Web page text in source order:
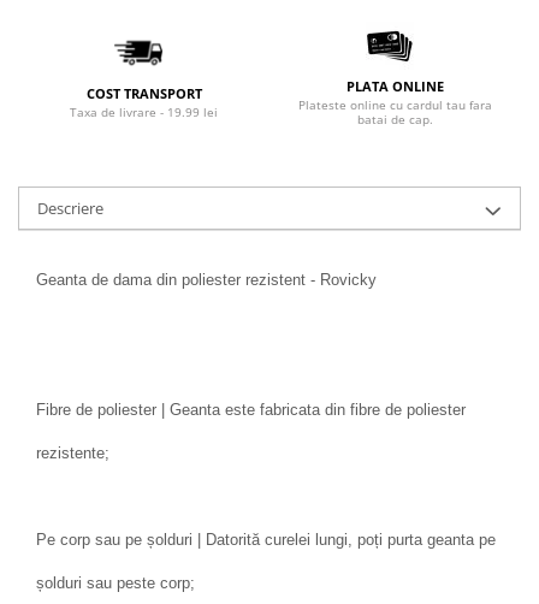
COST TRANSPORT
Taxa de livrare - 19.99 lei
PLATA ONLINE
Plateste online cu cardul tau fara
batai de cap.
Descriere
Geanta de dama din poliester rezistent - Rovicky
Fibre de poliester | Geanta este fabricata din fibre de poliester
rezistente;
Pe corp sau pe șolduri | Datorită curelei lungi, poți purta geanta pe
șolduri sau peste corp;